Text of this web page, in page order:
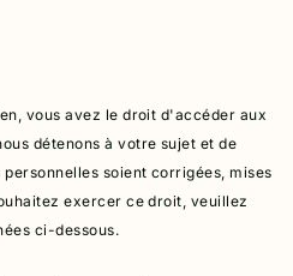
vous avez le droit d'accéder aux
détenons à votre sujet et de
soient corrigées, mises
exercer ce droit, veuillez
ci-dessous.